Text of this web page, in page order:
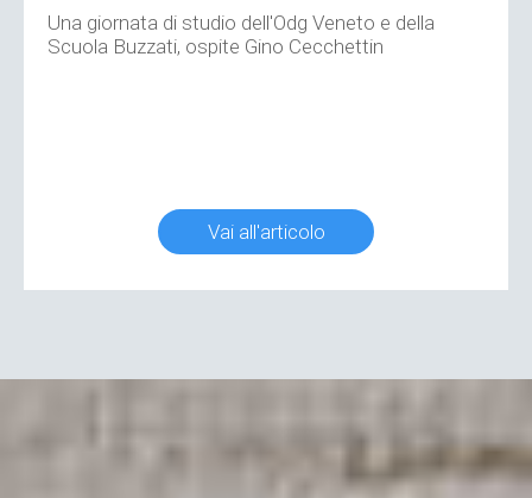
Una giornata di studio dell'Odg Veneto e della
Scuola Buzzati, ospite Gino Cecchettin
Vai all'articolo